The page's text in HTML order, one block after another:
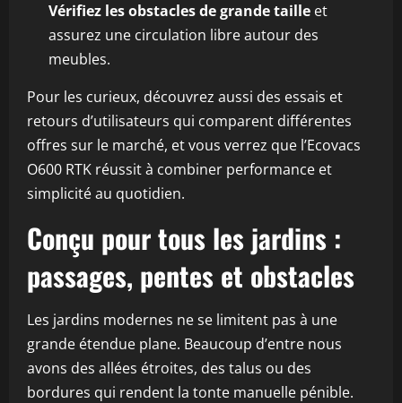
Vérifiez les obstacles de grande taille et
assurez une circulation libre autour des
meubles.
Pour les curieux, découvrez aussi des essais et
retours d’utilisateurs qui comparent différentes
offres sur le marché, et vous verrez que l’Ecovacs
O600 RTK réussit à combiner performance et
simplicité au quotidien.
Conçu pour tous les jardins :
passages, pentes et obstacles
Les jardins modernes ne se limitent pas à une
grande étendue plane. Beaucoup d’entre nous
avons des allées étroites, des talus ou des
bordures qui rendent la tonte manuelle pénible.